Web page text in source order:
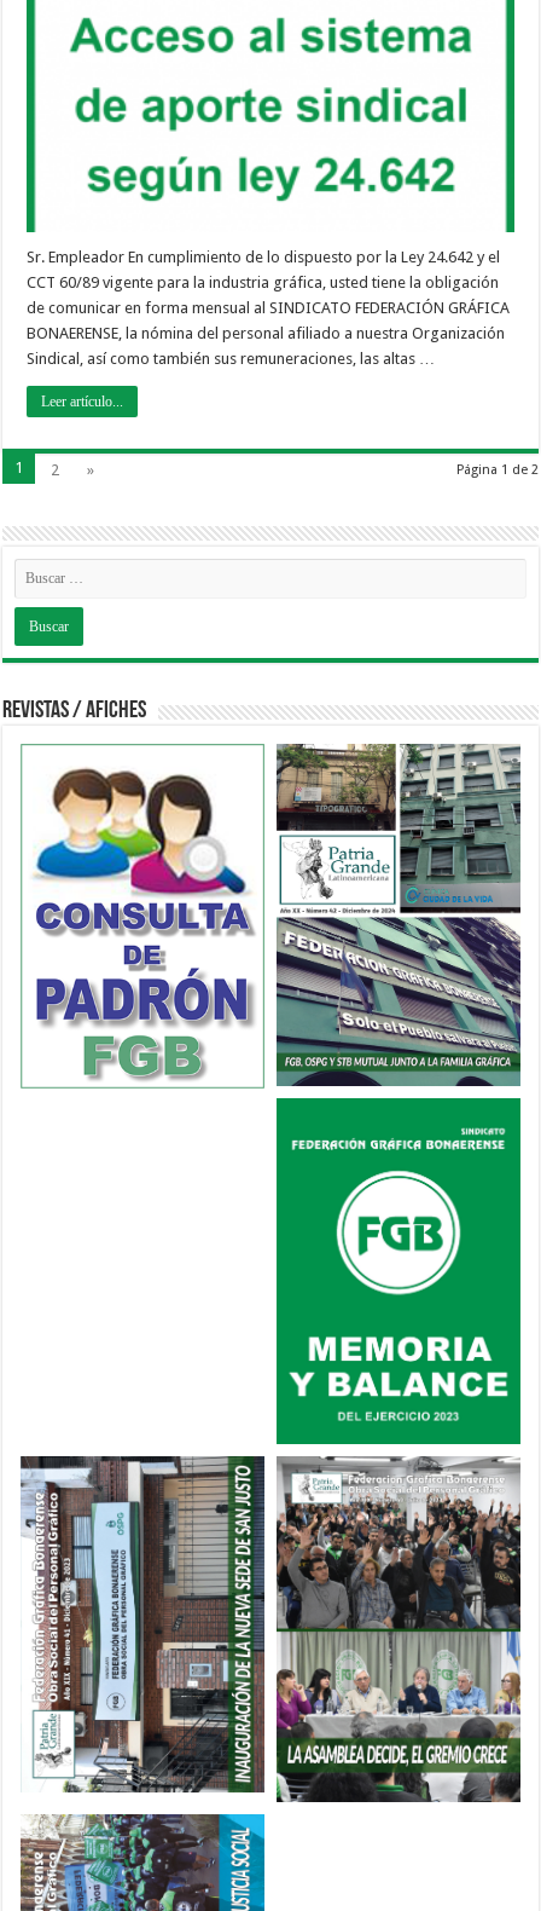
Gestión
Sindical
Sr. Empleador En cumplimiento de lo dispuesto por la Ley 24.642 y el
CCT 60/89 vigente para la industria gráfica, usted tiene la obligación
de comunicar en forma mensual al SINDICATO FEDERACIÓN GRÁFICA
BONAERENSE, la nómina del personal afiliado a nuestra Organización
Sindical, así como también sus remuneraciones, las altas …
Leer artículo...
Página 1 de 2
1 2 »
Revistas / Afiches